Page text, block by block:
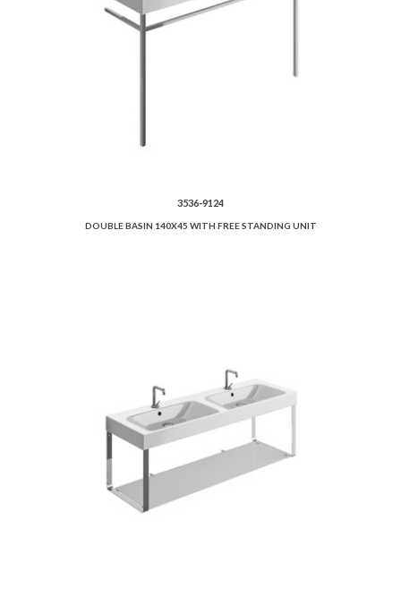
3536-9124
DOUBLE BASIN 140X45 WITH FREE STANDING UNIT